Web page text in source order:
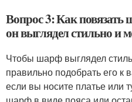
Вопрос 3: Как повязать
он выглядел стильно и
Чтобы шарф выглядел
правильно подобрать его
если вы носите платье или